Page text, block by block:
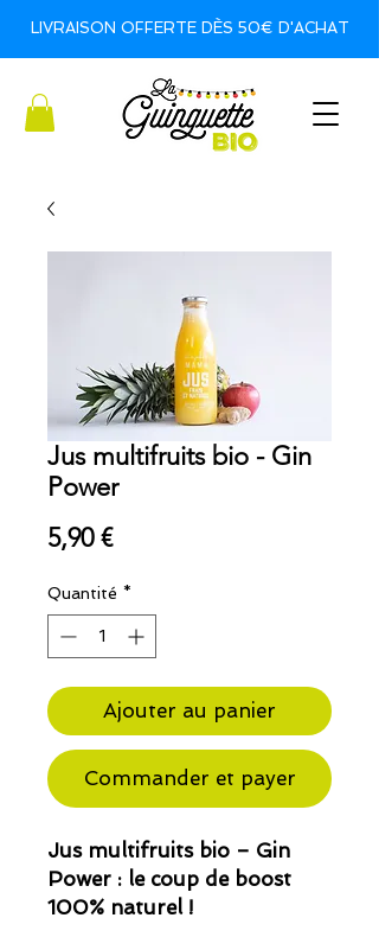
LIVRAISON OFFERTE DÈS 50€ D'ACHAT
Jus multifruits bio - Gin
Power
5,90 €Prix
Quantité *
Ajouter au panier
Commander et payer
Jus multifruits bio – Gin
Power : le coup de boost
100% naturel !